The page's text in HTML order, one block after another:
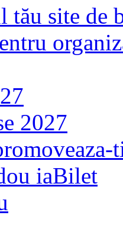
tău site de
2027
iaBilet